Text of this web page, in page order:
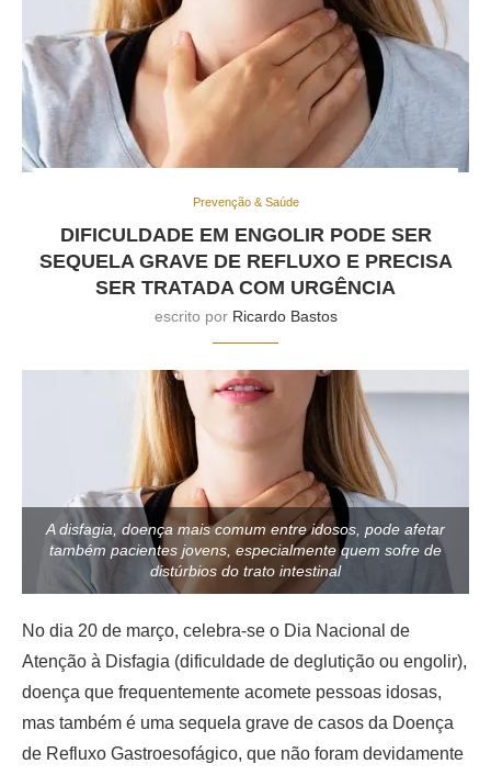
Prevenção & Saúde
DIFICULDADE EM ENGOLIR PODE SER
SEQUELA GRAVE DE REFLUXO E PRECISA
SER TRATADA COM URGÊNCIA
escrito por Ricardo Bastos
A disfagia, doença mais comum entre idosos, pode afetar
também pacientes jovens, especialmente quem sofre de
distúrbios do trato intestinal
No dia 20 de março, celebra-se o Dia Nacional de
Atenção à Disfagia (dificuldade de deglutição ou engolir),
doença que frequentemente acomete pessoas idosas,
mas também é uma sequela grave de casos da Doença
de Refluxo Gastroesofágico, que não foram devidamente